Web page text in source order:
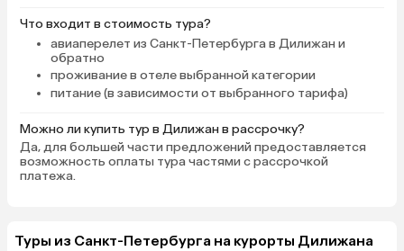
Что входит в стоимость тура?
авиаперелет из Санкт-Петербурга в Дилижан и
обратно
проживание в отеле выбранной категории
питание (в зависимости от выбранного тарифа)
Можно ли купить тур в Дилижан в рассрочку?
Да, для большей части предложений предоставляется
возможность оплаты тура частями с рассрочкой
платежа.
Туры из Санкт-Петербурга на курорты Дилижана